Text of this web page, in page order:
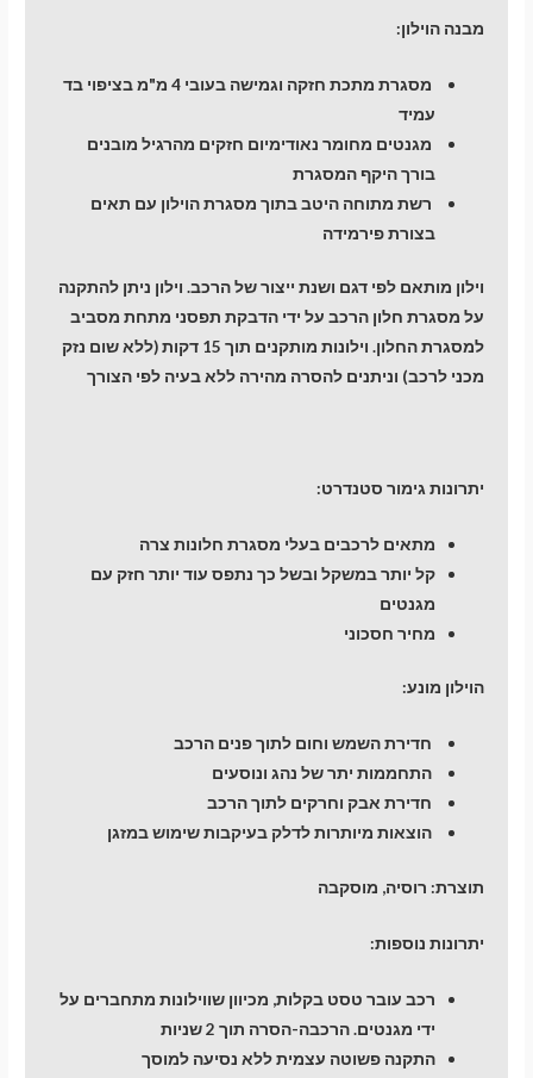
מבנה הוילון:
מסגרת מתכת חזקה וגמישה בעובי 4 מ"מ בציפוי בד
עמיד
מגנטים מחומר נאודימיום חזקים מהרגיל מובנים
בורך היקף המסגרת
רשת מתוחה היטב בתוך מסגרת הוילון עם תאים
בצורת פירמידה
וילון מותאם לפי דגם ושנת ייצור של הרכב. וילון ניתן להתקנה
על מסגרת חלון הרכב על ידי הדבקת תפסני מתחת מסביב
למסגרת החלון. וילונות מותקנים תוך 15 דקות (ללא שום נזק
מכני לרכב) וניתנים להסרה מהירה ללא בעיה לפי הצורך
יתרונות גימור סטנדרט:
מתאים לרכבים בעלי מסגרת חלונות צרה
קל יותר במשקל ובשל כך נתפס עוד יותר חזק עם
מגנטים
מחיר חסכוני
הוילון מונע:
חדירת השמש וחום לתוך פנים הרכב
התחממות יתר של נהג ונוסעים
חדירת אבק וחרקים לתוך הרכב
הוצאות מיותרות לדלק בעיקבות שימוש במזגן
תוצרת: רוסיה, מוסקבה
יתרונות נוספות:
רכב עובר טסט בקלות, מכיוון שווילונות מתחברים על
ידי מגנטים. הרכבה-הסרה תוך 2 שניות
התקנה פשוטה עצמית ללא נסיעה למוסך